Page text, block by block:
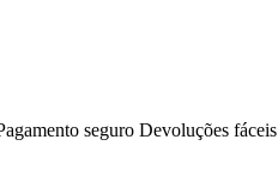
seguro Devoluções fáceis